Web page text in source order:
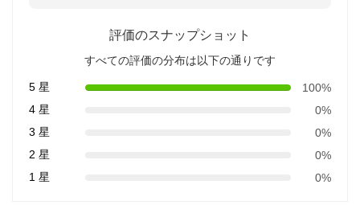
評価のスナップショット
すべての評価の分布は以下の通りです
5 星
100%
4 星
0%
3 星
0%
2 星
0%
1 星
0%